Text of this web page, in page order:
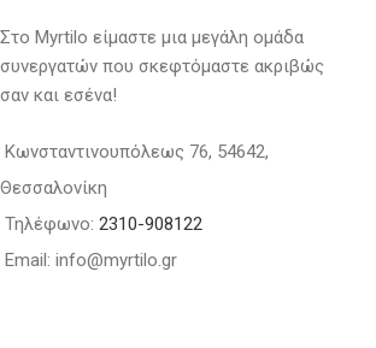
Στο Myrtilo είμαστε μια μεγάλη ομάδα
συνεργατών που σκεφτόμαστε ακριβώς
σαν και εσένα!
Κωνσταντινουπόλεως 76, 54642,
Θεσσαλονίκη
Τηλέφωνο: 2310-908122
Email: info@myrtilo.gr